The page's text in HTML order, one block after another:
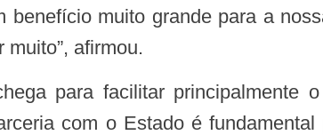
benefício muito grande para a
afirmou.
com o Estado é